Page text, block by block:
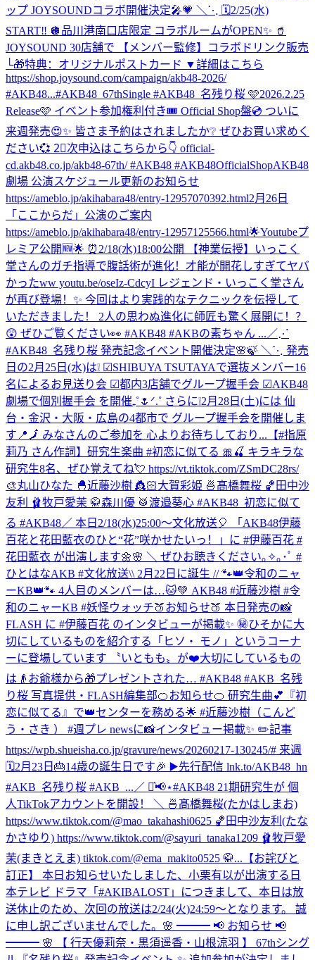
ップ JOYSOUNDコラボ開催決定🎤💗 ＼⋱ 🗓️2/25(水)
START‼️ 🪩品川港南口店限定 コラボルームがOPEN✨ 🥤
JOYSOUND 30店舗で 【メンバー監修】コラボドリンク販売
└🎁特典：オリジナルポストカード ▼詳細はこちら
https://shop.joysound.com/campaign/akb48-2026/
#AKB48...#AKB48_67thSingle #AKB48_名残り桜 🩷2026.2.25
Release🩷 イベント参加権利付き🎟️ Official Shop盤💿 ついに
来週発売😍✨ 皆さま予約はされましたか❔ ぜひお買い求めく
ださい💞 2⃣次申込はこちらから👇 official-
cd.akb48.co.jp/akb48-67th/ #AKB48 #AKB48OfficialShopAKB48
劇場 公演スケジュール更新のお知らせ
https://ameblo.jp/akihabara48/entry-12957070392.html2月26日
「ここからだ」公演のご案内
https://ameblo.jp/akihabara48/entry-12957125566.html🌟Youtubeプ
レミア公開🆕🌟 ⏰2/18(水)18:00公開 【神業伝授】いっこく
堂さんのガチ指導で腹話術が進化！才能が開花しすぎてヤバ
かったww youtu.be/oseIz-CdcyI レジェンド・いっこく堂さん
が再び登場！✨ 今回はより実践的なテクニックを伝授して
いただきました！ 2人の思わぬ進化に師匠も驚く展開に！？
😲 ぜひご覧ください👀 #AKB48 #AKBの素ちゃん ... ／⋰
#AKB48_名残り桜 発売記念イベント開催決定🌸🍃 ＼⋱ 発売
日の2月25日(水)は❕ ☑︎SHIBUYA TSUTAYAで選抜メンバー16
名によるお見送り会 ☑︎都内3店舗でグループ握手会 ☑︎AKB48
劇場で個別握手会 を開催₊˚🌷ᐟ.˚ さらに❕2月28日(土)には 仙
台・金沢・大阪・広島の4都市で グループ握手会を開催しま
す📍🗾 みなさんのご参加を 心よりお待ちしており... 【#指原
莉乃 さん作詞】研究生楽曲 #初恋に似てる 🎀🍒 キラキラな
研究生8名、ぜひ覚えてね💘 https://vt.tiktok.com/ZSmDC28rs/
🎨丸山ひなた 🐣近藤沙樹 👸🏻大賀彩姫 🍜髙橋舞桜 🏀田中沙
友利 🩰牧戸愛茉 🥋森川優 🥁渡邉葵心 #AKB48_初恋に似て
る #AKB48／ 本日2/18(水)25:00～文化放送🎈 「AKB48伊藤
百花と花田藍衣のひと“花”咲かせたいっ！」に #伊藤百花 #
花田藍衣 が出演します🌼🌸 ＼ ぜひお聴きください｡✧｡･ﾟ #
ひとはなAKB #文化放送\\ 2月22日に誕生 // 🐾👑令和のニャ
ーKB👑🐾 4人目のメンバーは…🐱💚 AKB48 #近藤沙樹 #令
和のニャーKB #妖怪ウォッチ🍑お知らせ🍑 本日発売の📸
FLASH に #伊藤百花 のインタビューが掲載✨ ㊙️ひそかに大
切にしているものを紹介する「ヒソ・ モノ」というコーナ
ーに登場しています 〝いともも〟が❤️大切にしているもの
は👴お爺様から🎁プレゼントされた… #AKB48 #AKB_名残
り桜 写真提供・FLASH編集部🍊お知らせ🍊 研究生曲💕『初
恋に似てる』で👑センターを務める🌟 #近藤沙樹（こんど
う・さき ） #週プレ newsに📸インタビュー掲載✨ ✏️記事
https://wpb.shueisha.co.jp/gravure/news/20260217-130245/# 来週
🗓2月23日🎂14歳の誕生日です🎉 ▶️先行配信 lnk.to/AKB48_hn
#AKB_名残り桜 #AKB_... ／ ⋆͛📢⋆#AKB48 21期研究生が 個
人TikTokアカウントを開設！ ＼ 🍜髙橋舞桜(たかはしまお)
https://www.tiktok.com/@mao_takahashi0625 🏀田中沙友利(たな
かさゆり) https://www.tiktok.com/@sayuri_tanaka1209 🩰牧戸愛
茉(まきとえま) tiktok.com/@ema_makito0525 🥋... 【お詫びと
訂正】 本日お知らせいたしました、小栗有以が出演する日
本テレビ ドラマ「#AKIBALOST」につきまして、本日は放
送休止のため、次回の放送は2/24(火)24:59〜となります。 誠
に申し訳ございませんでした。 🌸 ━━━ 📢 お知らせ 📢
━━━ 🌸 【 行天優莉奈・黒須遥香・山根涼羽 】 67thシング